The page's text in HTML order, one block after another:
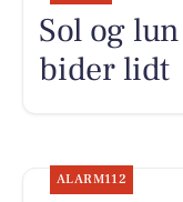
Sol og
bider lidt
ALARM112